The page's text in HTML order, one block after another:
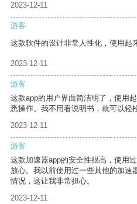
2023-12-11
游客
这款软件的设计非常人性化，使用起
2023-12-11
游客
这款app的用户界面简洁明了，使用
悉操作。我不用看说明书，就可以轻
2023-12-11
游客
这款加速器app的安全性很高，使用
放心。我以前使用过一些其他的加速
情况，这让我非常担心。
2023-12-11